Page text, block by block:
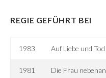
REGIE GEFÜHRT BEI
1983 Auf Liebe und Tod
1981 Die Frau nebenan